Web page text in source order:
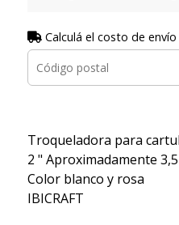
Calculá el costo de envío
Troqueladora para
2 " Aproximadamente
Color blanco y rosa
IBICRAFT